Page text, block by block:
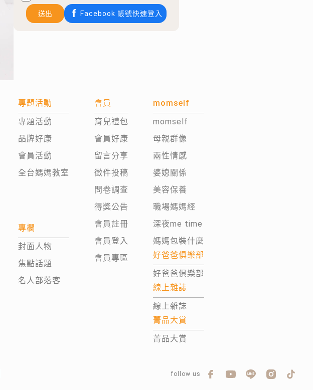
送出 Facebook 帳號快速登入
專題活動
專題活動
品牌好康
會員活動
全台媽媽教室
專欄
封面人物
焦點話題
名人部落客
會員
育兒禮包
會員好康
留言分享
徵件投稿
問卷調查
得獎公告
會員註冊
會員登入
會員專區
momself
momself
母親群像
兩性情感
婆媳關係
美容保養
職場媽媽經
深夜me time
媽媽包裝什麼
好爸爸俱樂部
好爸爸俱樂部
線上雜誌
線上雜誌
菁品大賞
菁品大賞
follow us